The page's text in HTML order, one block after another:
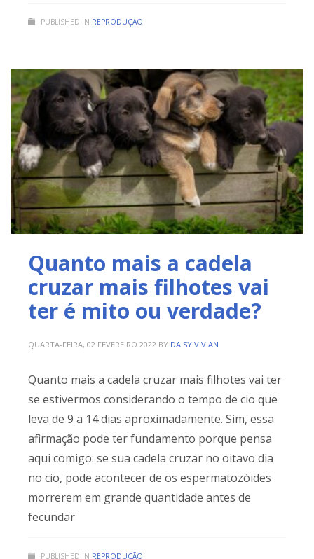
PUBLISHED IN REPRODUÇÃO
Quanto mais a cadela
cruzar mais filhotes vai
ter é mito ou verdade?
QUARTA-FEIRA, 02 FEVEREIRO 2022 BY DAISY VIVIAN
Quanto mais a cadela cruzar mais filhotes vai ter
se estivermos considerando o tempo de cio que
leva de 9 a 14 dias aproximadamente. Sim, essa
afirmação pode ter fundamento porque pensa
aqui comigo: se sua cadela cruzar no oitavo dia
no cio, pode acontecer de os espermatozóides
morrerem em grande quantidade antes de
fecundar
PUBLISHED IN REPRODUÇÃO